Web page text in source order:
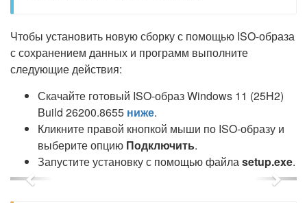
Чтобы установить новую сборку с помощью ISO-образа
с сохранением данных и программ выполните
следующие действия:
Скачайте готовый ISO-образ Windows 11 (25H2)
Build 26200.8655 ниже.
Кликните правой кнопкой мыши по ISO-образу и
выберите опцию Подключить.
Запустите установку с помощью файлаsetup.exe.
Previous Next